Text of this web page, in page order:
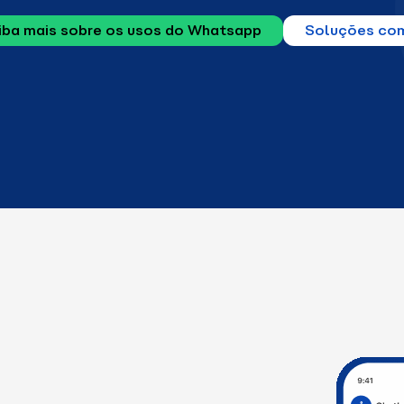
mais sobre os usos do Whatsapp Soluções